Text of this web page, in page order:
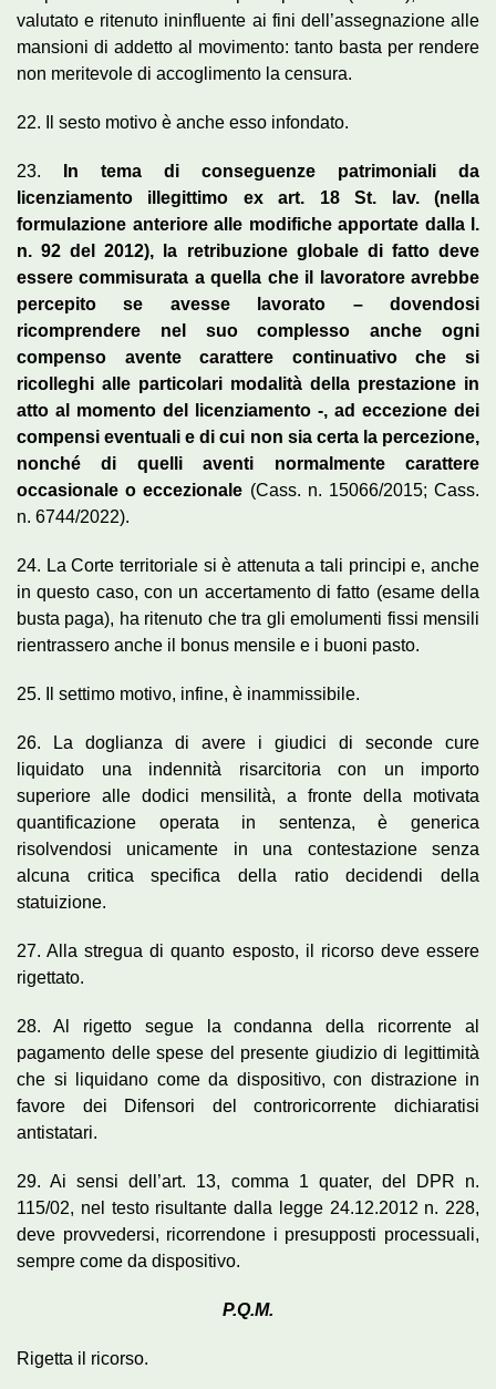
valutato e ritenuto ininfluente ai fini dell’assegnazione alle
mansioni di addetto al movimento: tanto basta per rendere
non meritevole di accoglimento la censura.
22. Il sesto motivo è anche esso infondato.
23.
In tema di conseguenze patrimoniali da
licenziamento illegittimo ex art. 18 St. lav. (nella
formulazione anteriore alle modifiche apportate dalla l.
n. 92 del 2012), la retribuzione globale di fatto deve
essere commisurata a quella che il lavoratore avrebbe
percepito se avesse lavorato – dovendosi
ricomprendere nel suo complesso anche ogni
compenso avente carattere continuativo che si
ricolleghi alle particolari modalità della prestazione in
atto al momento del licenziamento -, ad eccezione dei
compensi eventuali e di cui non sia certa la percezione,
nonché di quelli aventi normalmente carattere
occasionale o eccezionale (Cass. n. 15066/2015; Cass.
n. 6744/2022).
24. La Corte territoriale si è attenuta a tali principi e, anche
in questo caso, con un accertamento di fatto (esame della
busta paga), ha ritenuto che tra gli emolumenti fissi mensili
rientrassero anche il bonus mensile e i buoni pasto.
25. Il settimo motivo, infine, è inammissibile.
26. La doglianza di avere i giudici di seconde cure
liquidato una indennità risarcitoria con un importo
superiore alle dodici mensilità, a fronte della motivata
quantificazione operata in sentenza, è generica
risolvendosi unicamente in una contestazione senza
alcuna critica specifica della ratio decidendi della
statuizione.
27. Alla stregua di quanto esposto, il ricorso deve essere
rigettato.
28. Al rigetto segue la condanna della ricorrente al
pagamento delle spese del presente giudizio di legittimità
che si liquidano come da dispositivo, con distrazione in
favore dei Difensori del controricorrente dichiaratisi
antistatari.
29. Ai sensi dell’art. 13, comma 1 quater, del DPR n.
115/02, nel testo risultante dalla legge 24.12.2012 n. 228,
deve provvedersi, ricorrendone i presupposti processuali,
sempre come da dispositivo.
P.Q.M.
Rigetta il ricorso.